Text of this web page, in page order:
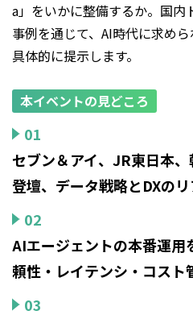
a」をいかに整備するか。国内
事例を通じて、AI時代に求め
具体的に提示します。
本イベントの見どころ
01
セブン＆アイ、JR東日本
登壇、データ戦略とDXの
02
AIエージェントの本番運用
頼性・レイテンシ・コスト
03